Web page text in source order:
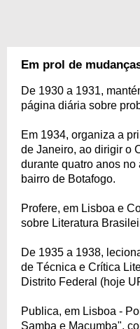
Em prol de
De 1930 a 1931,
página diária sobre
Em 1934, organiza a
de Janeiro, ao dirigir o
durante quatro anos
bairro de Botafogo.
Profere, em Lisboa e
sobre Literatura
De 1935 a 1938,
de Técnica e Crítica
Distrito Federal (hoje
Publica, em Lisboa -
Samba e Macumba",